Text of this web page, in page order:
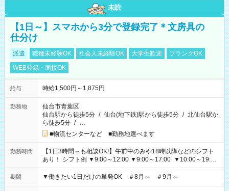
未読
【1日～】スマホから3分で登録完了＊文房具の
仕分け
派遣 職種未経験OK 社会人未経験OK 大学生歓迎
ブランクOK
WEB登録・面接OK
給与 時給1,500円～1,875円
勤務地
仙台市青葉区
仙台駅から徒歩5分 / 仙台(地下鉄)駅から徒歩5分 / 北仙台駅か
ら徒歩5分 / …
■物流センターなど ■勤務地選べます
勤務時間
【1日3時間～も相談OK!】午前中のみや18時以降などのシフト
あり！ シフト例 ▼9:00～12:00 ▼9:00～17:00 ▼10:00～19:00
▼18:00～21:00
期間 ▼働きたい1日だけの単発OK ＃8月～ ＃9月～